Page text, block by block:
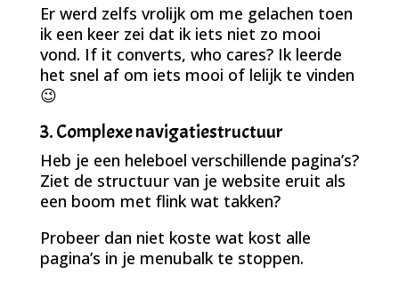
Er werd zelfs vrolijk om me gelachen toen
ik een keer zei dat ik iets niet zo mooi
vond. If it converts, who cares? Ik leerde
het snel af om iets mooi of lelijk te vinden
😉
3. Complexe navigatiestructuur
Heb je een heleboel verschillende pagina’s?
Ziet de structuur van je website eruit als
een boom met flink wat takken?
Probeer dan niet koste wat kost alle
pagina’s in je menubalk te stoppen.